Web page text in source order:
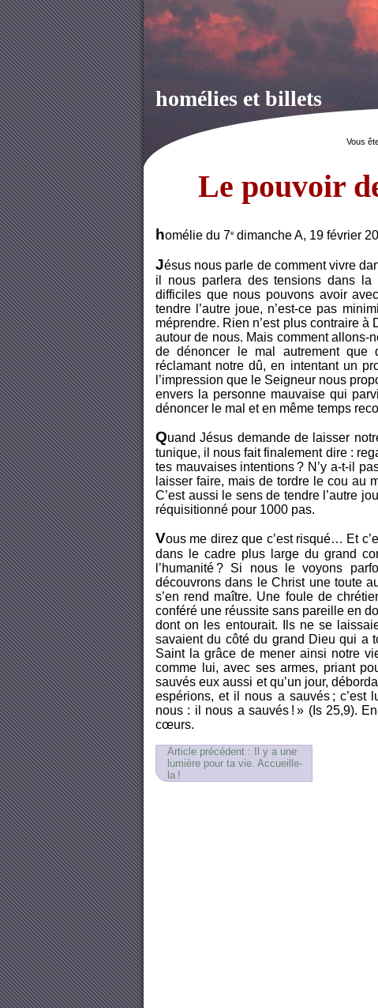
homélies et billets
Vous
Le pouvoir
homélie du 7e dimanche A, 19 février
Jésus nous parle de comment vivre
il nous parlera des tensions dans la
difficiles que nous pouvons avoir
tendre l’autre joue, n’est-ce pas
méprendre. Rien n’est plus contraire
autour de nous. Mais comment allons-
de dénoncer le mal autrement que
réclamant notre dû, en intentant un
l’impression que le Seigneur nous
envers la personne mauvaise qui
dénoncer le mal et en même temps
Quand Jésus demande de laisser
tunique, il nous fait finalement dire :
tes mauvaises intentions ? N’y a-t-il
laisser faire, mais de tordre le cou au
C’est aussi le sens de tendre l’autre
réquisitionné pour 1000 pas.
Vous me direz que c’est risqué… Et
dans le cadre plus large du grand
l’humanité ? Si nous le voyons
découvrons dans le Christ une toute
s’en rend maître. Une foule de
conféré une réussite sans pareille en
dont on les entourait. Ils ne se
savaient du côté du grand Dieu qui a
Saint la grâce de mener ainsi notre
comme lui, avec ses armes, priant
sauvés eux aussi et qu’un jour,
espérions, et il nous a sauvés ; c’est
nous : il nous a sauvés ! » (Is 25,9).
cœurs.
Article précédent : Il y a une
lumière pour ta vie. Accueille-
la !